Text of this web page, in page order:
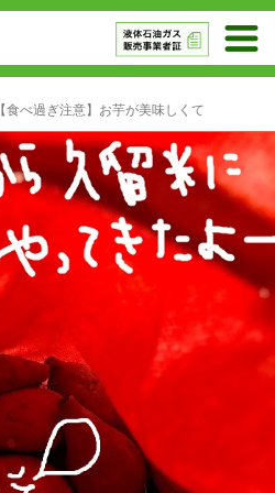
【食べ過ぎ注意】お芋が美味しくて